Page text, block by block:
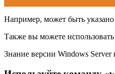
Например, может быть
Также вы можете
Знание версии Windows